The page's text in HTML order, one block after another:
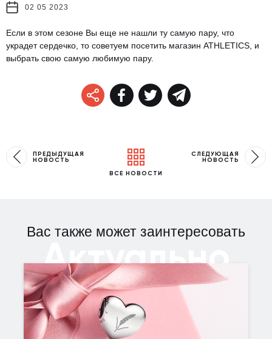
02 05 2023
Если в этом сезоне Вы еще не нашли ту самую пару, что
украдет сердечко, то советуем посетить магазин ATHLETICS, и
выбрать свою самую любимую пару.
ПРЕДЫДУЩАЯ
НОВОСТЬ
ВСЕ НОВОСТИ
СЛЕДУЮЩАЯ
НОВОСТЬ
Вас также может заинтересовать
Актуально